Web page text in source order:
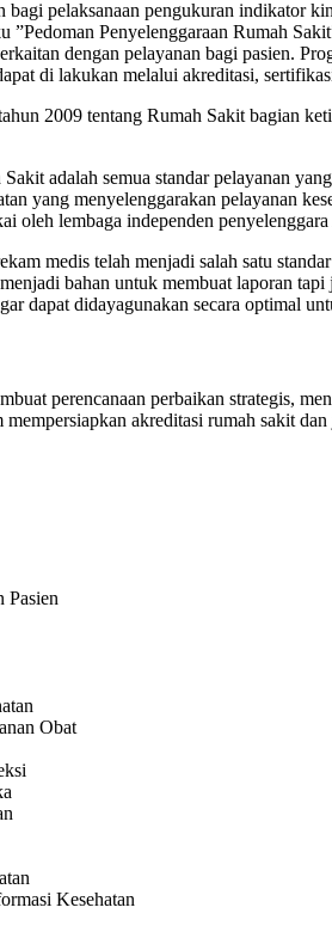
bagi pelaksanaan pengukuran indikator
”Pedoman Penyelenggaraan Rumah
dengan pelayanan bagi pasien.
di lakukan melalui akreditasi,
2009 tentang Rumah Sakit bagian
adalah semua standar pelayanan
yang menyelenggarakan pelayanan
oleh lembaga independen
medis telah menjadi salah satu
bahan untuk membuat laporan
dapat didayagunakan secara optimal
perencanaan perbaikan strategis,
akreditasi rumah sakit
Pasien
Obat
Kesehatan